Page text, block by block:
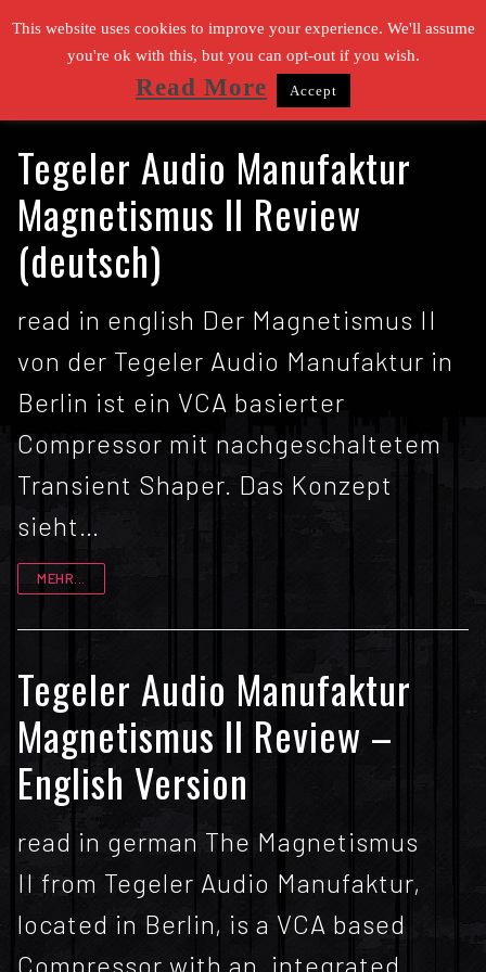
Zum
Inhalt
Tegeler Audio Manufaktur
Magnetismus II Review
(deutsch)
read in english Der Magnetismus II
von der Tegeler Audio Manufaktur in
Berlin ist ein VCA basierter
Compressor mit nachgeschaltetem
Transient Shaper. Das Konzept
sieht…
MEHR...
Tegeler Audio Manufaktur
Magnetismus II Review –
English Version
read in german The Magnetismus
II from Tegeler Audio Manufaktur,
located in Berlin, is a VCA based
Compressor with an integrated
This website uses cookies to improve your experience. We'll assume
you're ok with this, but you can opt-out if you wish.
Read More Accept